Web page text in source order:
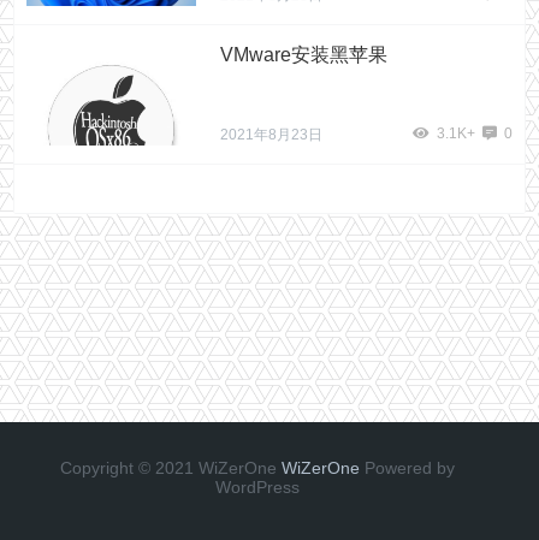
VMware安装黑苹果
2021年8月23日 3.1K+ 0
Copyright © 2021 WiZerOne WiZerOne Powered by
WordPress